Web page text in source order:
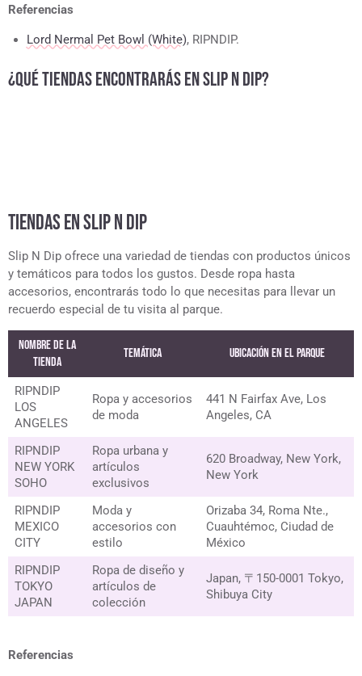
Referencias
Lord Nermal Pet Bowl (White), RIPNDIP.
¿QUÉ TIENDAS ENCONTRARÁS EN SLIP N DIP?
TIENDAS EN SLIP N DIP
Slip N Dip ofrece una variedad de tiendas con productos únicos
y temáticos para todos los gustos. Desde ropa hasta
accesorios, encontrarás todo lo que necesitas para llevar un
recuerdo especial de tu visita al parque.
Nombre de la
tienda
Temática Ubicación en el Parque
RIPNDIP
LOS
ANGELES
Ropa y accesorios
de moda
441 N Fairfax Ave, Los
Angeles, CA
RIPNDIP
NEW YORK
SOHO
Ropa urbana y
artículos
exclusivos
620 Broadway, New York,
New York
RIPNDIP
MEXICO
CITY
Moda y
accesorios con
estilo
Orizaba 34, Roma Nte.,
Cuauhtémoc, Ciudad de
México
RIPNDIP
TOKYO
JAPAN
Ropa de diseño y
artículos de
colección
Japan, 〒150-0001 Tokyo,
Shibuya City
Referencias